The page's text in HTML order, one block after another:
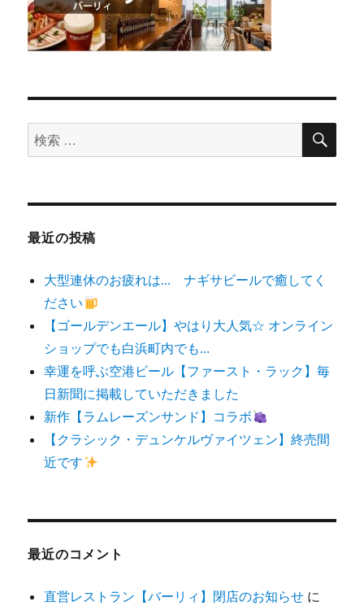
検
索
象:
検
最近の投稿
大型連休のお疲れは… ナギサビールで癒してく
ださい
【ゴールデンエール】やはり大人気☆ オンライン
ショップでも白浜町内でも…
幸運を呼ぶ空港ビール【ファースト・ラック】毎
日新聞に掲載していただきました
新作【ラムレーズンサンド】コラボ
【クラシック・デュンケルヴァイツェン】終売間
近です
最近のコメント
直営レストラン【バーリィ】閉店のお知らせ に